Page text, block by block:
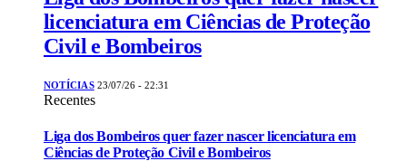
licenciatura em Ciências de Proteção
Civil e Bombeiros
NOTÍCIAS 23/07/26 - 22:31
Recentes
Liga dos Bombeiros quer fazer nascer licenciatura em
Ciências de Proteção Civil e Bombeiros